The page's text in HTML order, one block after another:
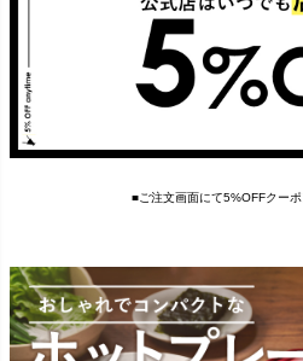
■ご注文画面にて5%OFFクーポ